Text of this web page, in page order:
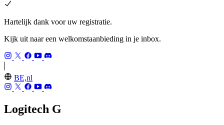
Hartelijk dank voor uw registratie.
Kijk uit naar een welkomstaanbieding in je inbox.
BE,nl
Logitech G